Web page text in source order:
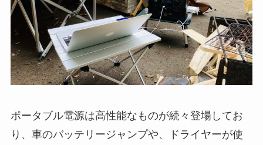
ポータブル電源は高性能なものが続々登場してお
り、車のバッテリージャンプや、 ドライヤーが使